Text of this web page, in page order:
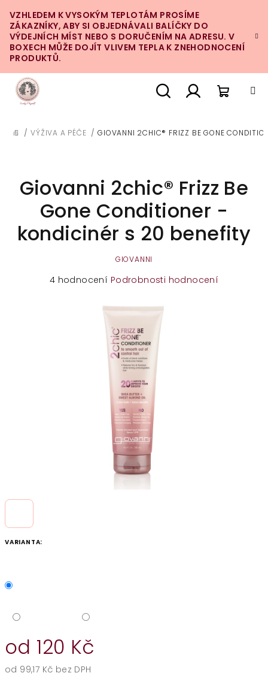
na
obsah
VZHLEDEM K VYSOKÝM TEPLOTÁM PROSÍME
ZÁKAZNÍKY, ABY SI OBJEDNÁVALI BALÍČKY DO
VÝDEJNÍCH MÍST NEBO S DORUČENÍM NA ADRESU. V
BOXECH MŮŽE DOJÍT VLIVEM TEPLA K ZNEHODNOCENÍ
PRODUKTŮ.
DOMŮ
/ VÝŽIVA A PÉČE / GIOVANNI 2CHIC® FRIZZ BE GONE
VARIANTA:
od 120 Kč
od 99,17 Kč bez DPH
Giovanni 2chic® Frizz Be
Gone Conditioner -
kondicinér s 20 benefity
GIOVANNI
Průměrné
4 hodnocení Podrobnosti hodnocení